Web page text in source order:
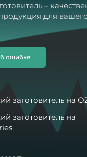
–
для
ошибке
заготовитель на
заготовитель на